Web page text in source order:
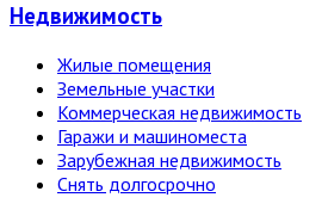
Недвижи­мость
Жилые помещения
Земельные участки
Коммерческая недвижимость
Гаражи и машиноместа
Зарубежная недвижимость
Снять долгосрочно